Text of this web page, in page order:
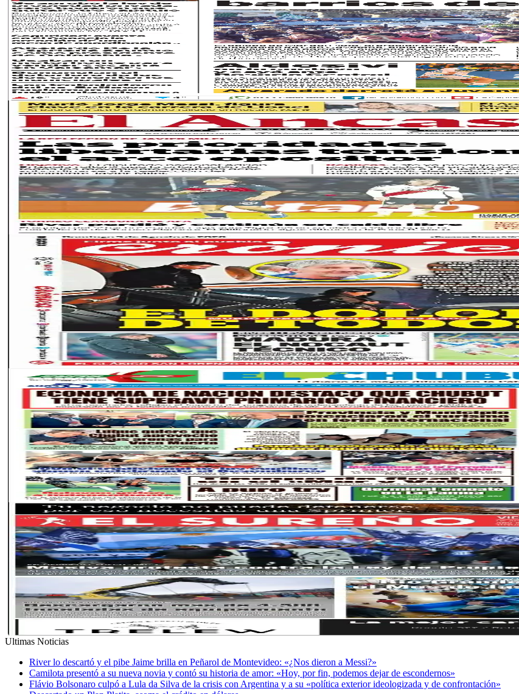
Ultimas Noticias
River lo descartó y el pibe Jaime brilla en Peñarol de Montevideo: «¿Nos dieron a Messi?»
Camilota presentó a su nueva novia y contó su historia de amor: «Hoy, por fin, podemos dejar de escondernos»
Flávio Bolsonaro culpó a Lula da Silva de la crisis con Argentina y a su «política exterior ideologizada y de confrontación»